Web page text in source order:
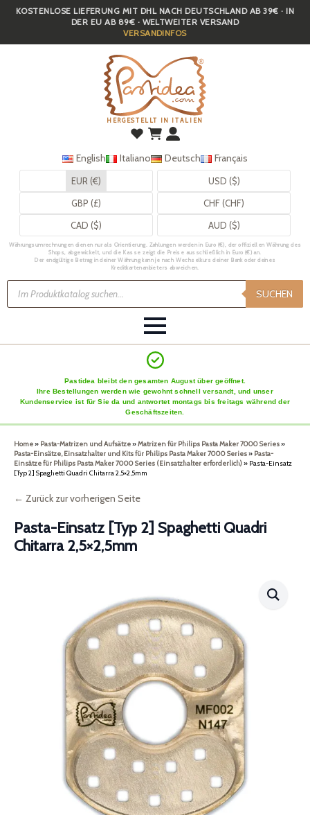
Skip
KOSTENLOSE LIEFERUNG MIT DHL NACH DEUTSCHLAND AB 39€ · IN
DER EU AB 89€ · WELTWEITER VERSAND
VERSANDINFOS
HERGESTELLT IN ITALIEN
English Italiano Deutsch Français
EUR (€)
USD ($)
GBP (£)
CHF (CHF)
CAD ($)
AUD ($)
Währungsumrechnungen dienen nur als Orientierung. Zahlungen werden in Euro (€), der offiziellen Währung des
Shops, abgewickelt, und die Kasse zeigt die Preise ausschließlich in Euro (€) an.
Der endgültige Betrag in deiner Währung kann je nach Wechselkurs deiner Bank oder deines
Kreditkartenanbieters abweichen.
Products
search SUCHEN
Pastidea bleibt den gesamten August über geöffnet.
Ihre Bestellungen werden wie gewohnt schnell versandt, und unser
Kundenservice ist für Sie da und antwortet montags bis freitags während der
Geschäftszeiten.
Home» Pasta-Matrizen und Aufsätze»Matrizen für Philips Pasta Maker 7000 Series»
Pasta-Einsätze, Einsatzhalter und Kits für Philips Pasta Maker 7000 Series» Pasta-
Einsätze für Philips Pasta Maker 7000 Series (Einsatzhalter erforderlich)» Pasta-Einsatz
[Typ 2] Spaghetti Quadri Chitarra 2,5×2,5mm
← Zurück zur vorherigen Seite
Pasta-Einsatz [Typ 2] Spaghetti Quadri
Chitarra 2,5×2,5mm